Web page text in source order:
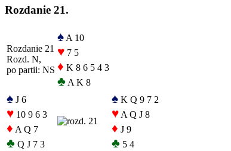
Rozdanie 21.
Rozdanie 21
Rozd. N,
po partii: NS
♠ A 10
♥ 7 5
♦ K 8 6 5 4 3
♣ A K 8
♠ J 6
♥ 10 9 6 3
♦ A Q 7
♣ Q J 7 3
♠ K Q 9 7 2
♥ A Q J 8
♦ J 9
♣ 5 4